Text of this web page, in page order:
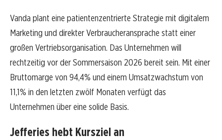
Vanda plant eine patientenzentrierte Strategie mit digitalem
Marketing und direkter Verbraucheransprache statt einer
großen Vertriebsorganisation. Das Unternehmen will
rechtzeitig vor der Sommersaison 2026 bereit sein. Mit einer
Bruttomarge von 94,4% und einem Umsatzwachstum von
11,1% in den letzten zwölf Monaten verfügt das
Unternehmen über eine solide Basis.
Jefferies hebt Kursziel an